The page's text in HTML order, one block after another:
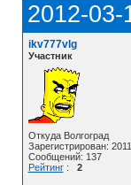
2012-03-
ikv777vlg
Участник
Откуда Волгоград
Зарегистрирован:
Сообщений: 137
Рейтинг: 2